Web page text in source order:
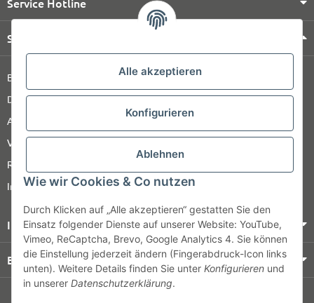
Alle akzeptieren
Konfigurieren
Ablehnen
Wie wir Cookies & Co nutzen
Durch Klicken auf „Alle akzeptieren“ gestatten Sie den
Einsatz folgender Dienste auf unserer Website: YouTube,
Vimeo, ReCaptcha, Brevo, Google Analytics 4. Sie können
die Einstellung jederzeit ändern (Fingerabdruck-Icon links
unten). Weitere Details finden Sie unter Konfigurieren und
in unserer Datenschutzerklärung.
Service Hotline
Shop Service
Barrierefreiheitserklärung
Datenschutz
AGB
Versandinformationen
Retour
Impressum
Informationen
Bezahlung & Versand
© HOZ MEDI WERK